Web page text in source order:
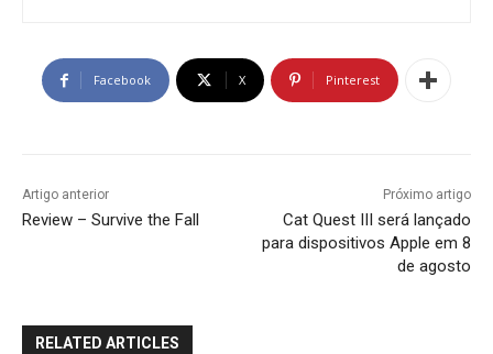
Facebook X Pinterest
Artigo anterior
Review – Survive the Fall
Próximo artigo
Cat Quest III será lançado
para dispositivos Apple em 8
de agosto
RELATED ARTICLES